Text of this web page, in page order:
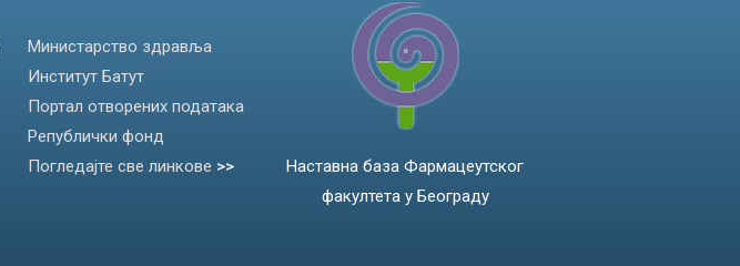
Министарство здравља
Институт Батут
Портал отворених података
Републички фонд
Погледајте све линкове >>
Наставна база Фармацеутског
факултета у Београду